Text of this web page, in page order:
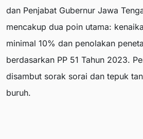
dan Penjabat Gubernur Jawa
mencakup dua poin utama:
minimal 10% dan penolakan
berdasarkan PP 51 Tahun 2023.
disambut sorak sorai dan tepuk
buruh.